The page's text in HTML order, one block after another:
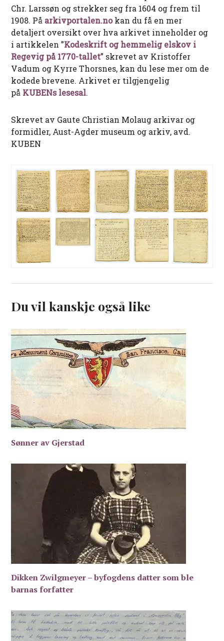
Chr. Larssøn og strekker seg fra 1604 og frem til
1908. På arkivportalen.nokan du få en mer
detaljert oversikt over hva arkivet inneholder og
i artikkelen ”Kodeskrift og hemmelig elskov i
Regevig på 1770-tallet” skrevet av Kristoffer
Vadum og Kyrre Thorsnes, kan du lese mer om de
kodede brevene. Arkivet er tilgjengelig
på KUBENs lesesal.
Skrevet av Gaute Christian Molaug arkivar og
formidler, Aust-Agder museum og arkiv, avd.
KUBEN
Du vil kanskje også like
Sønner av Gjerstad
Dikken Zwilgmeyer – byfogdens datter som ble
barnas forfatter